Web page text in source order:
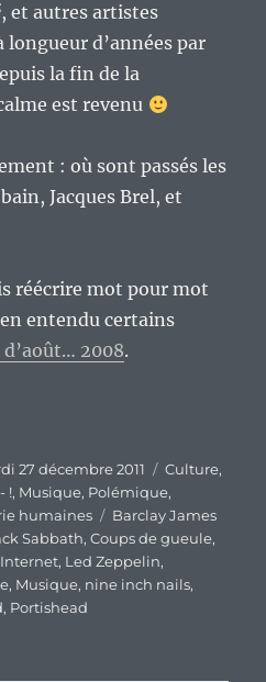
, et autres artistes
d’années par
la fin de la
est revenu
: où sont passés les
Jacques Brel, et
réécrire mot pour mot
entendu certains
2008.
27 décembre 2011 Catégories
Culture,
!, Musique, Polémique,
humaines
Étiquettes
Barclay James
Sabbath,Coups de gueule,
Internet, Led Zeppelin,
, Musique, nine inch nails,
, Portishead